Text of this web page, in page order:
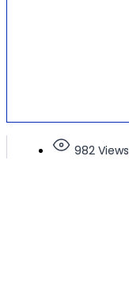
982 Views